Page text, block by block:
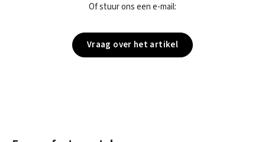
Of stuur ons een e-mail:
Vraag over het artikel